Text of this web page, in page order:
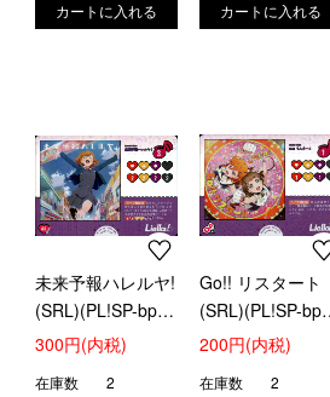
未来予報ハレルヤ!
(SRL)(PL!SP-bp1-
026-SRL)
300円(内税)
在庫数 2
Go!! リスタート
(SRL)(PL!SP-
023-SRL)
200円(内税)
在庫数 2